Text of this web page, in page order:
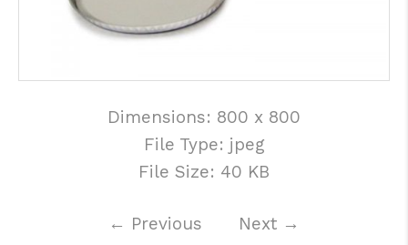
Dimensions: 800 x 800
File Type: jpeg
File Size: 40 KB
← Previous Next →